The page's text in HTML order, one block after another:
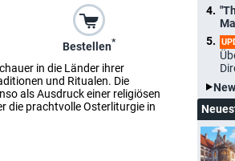
Bestellen*
in die Länder ihrer
und Ritualen. Die
als Ausdruck einer religiösen
die prachtvolle Osterliturgie in